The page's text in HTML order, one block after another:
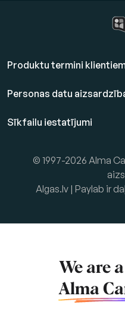
Produktu termini
Personas datu
Sīkfailu iestatījumi
© 1997-2026 Alma
Algas.lv | Paylab ir
We are
Alma